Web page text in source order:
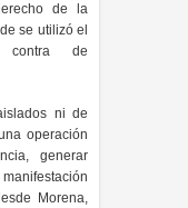
de la
se utilizó el
contra de
ni de
operación
generar
Morena,